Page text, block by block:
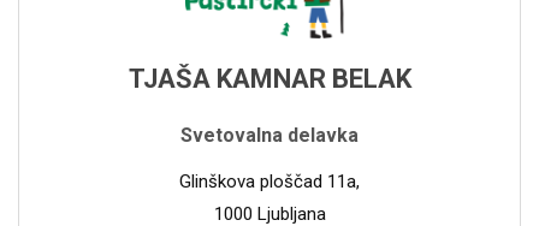
TJAŠA KAMNAR BELAK
Svetovalna delavka
Glinškova ploščad 11a,
1000 Ljubljana